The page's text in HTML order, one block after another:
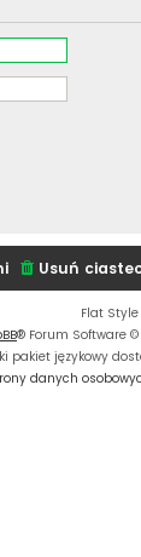
Usuń
Flat
® Forum Software
pakiet językowy
danych